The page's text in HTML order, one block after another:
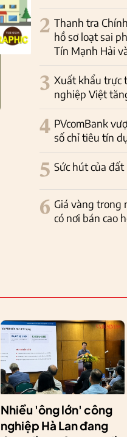
2 Thanh tra
hồ sơ loạt sai
Tín Mạnh Hải
3 Xuất khẩu trực
nghiệp Việt
4 PVcomBank
số chỉ tiêu tín
5 Sức hút của đất
6 Giá vàng trong
có nơi bán cao
Nhiều 'ông lớn' công
nghiệp Hà Lan đang